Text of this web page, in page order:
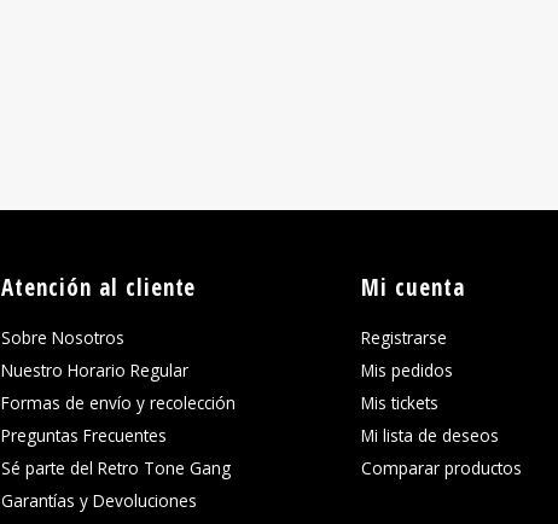
Atención al cliente
Sobre Nosotros
Nuestro Horario Regular
Formas de envío y recolección
Preguntas Frecuentes
Sé parte del Retro Tone Gang
Garantías y Devoluciones
Mi cuenta
Registrarse
Mis pedidos
Mis tickets
Mi lista de deseos
Comparar productos